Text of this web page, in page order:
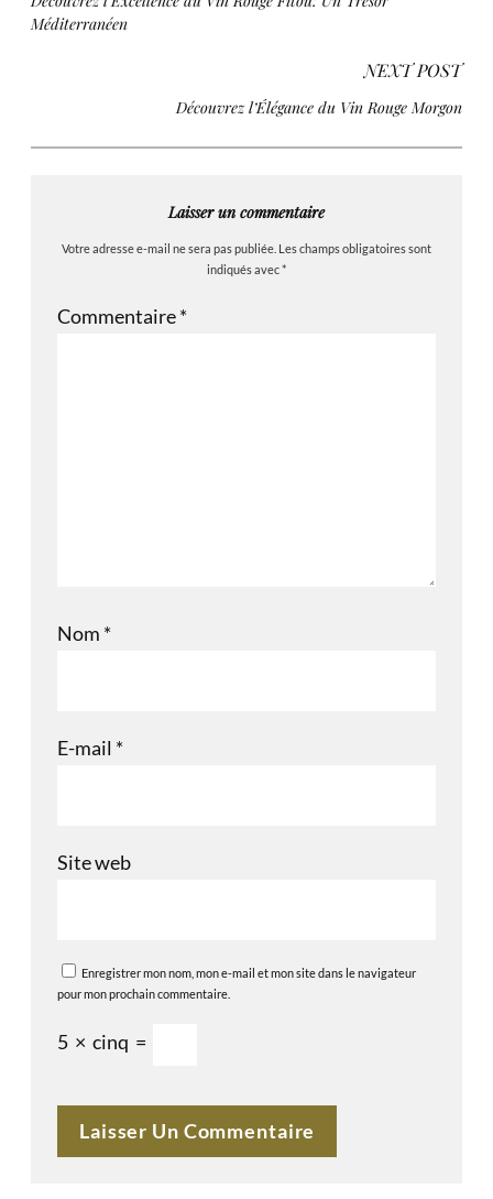
Méditerranéen
NEXT POST
Découvrez l’Élégance du Vin Rouge Morgon
Laisser un commentaire
Votre adresse e-mail ne sera pas publiée. Les champs obligatoires sont
indiqués avec*
Commentaire*
Nom *
E-mail *
Site web
Enregistrer mon nom, mon e-mail et mon site dans le navigateur
pour mon prochain commentaire.
5 × cinq =